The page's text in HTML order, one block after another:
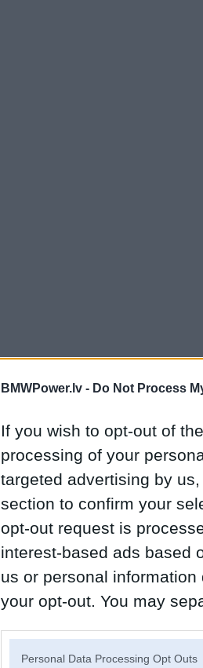
BMWPower.lv - Do Not Process
If you wish to opt-out of
processing of your
targeted advertising by
section to confirm your
opt-out request is
interest-based ads based
us or personal
your opt-out. You may
Personal Data Processing Opt Outs